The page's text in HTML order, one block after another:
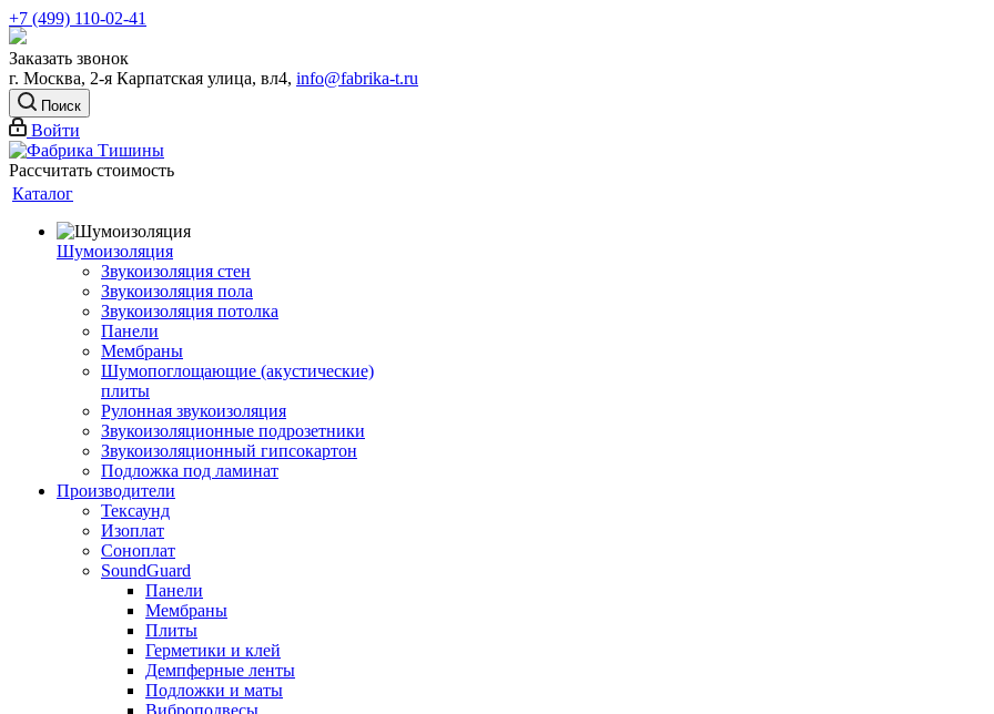
+7 (499) 110-02-41
Заказать звонок
г. Москва, 2-я Карпатская улица, вл4, info@fabrika-t.ru
Поиск
Войти
Рассчитать стоимость
Каталог
Шумоизоляция
Звукоизоляция стен
Звукоизоляция пола
Звукоизоляция потолка
Панели
Мембраны
Шумопоглощающие (акустические)
плиты
Рулонная звукоизоляция
Звукоизоляционные подрозетники
Звукоизоляционный гипсокартон
Подложка под ламинат
Производители
Тексаунд
Изоплат
Соноплат
SoundGuard
Панели
Мембраны
Плиты
Герметики и клей
Демпферные ленты
Подложки и маты
Виброподвесы